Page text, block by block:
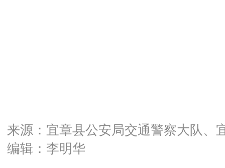
来源：宜章县公安局交通警察大队、
编辑：李明华